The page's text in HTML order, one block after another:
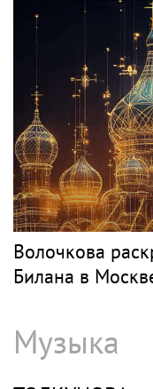
Волочкова
Билана в
Музыка